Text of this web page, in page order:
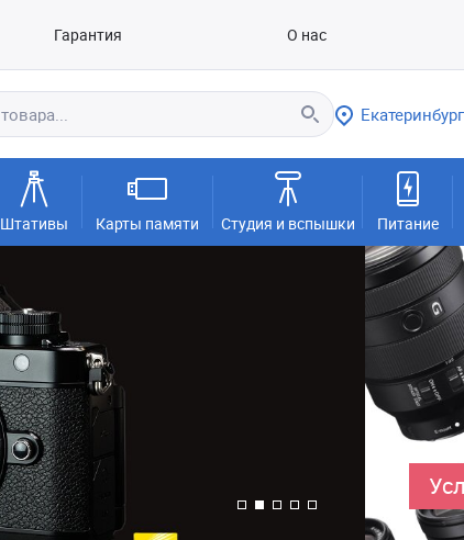
Гарантия О нас
Екатеринбург
Штативы Карты памяти Студия и вспышки Питание